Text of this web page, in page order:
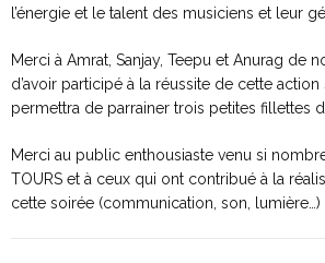
l’énergie et le talent des musiciens et leur
Merci à Amrat, Sanjay, Teepu et Anurag de
d’avoir participé à la réussite de cette
permettra de parrainer trois petites fillettes
Merci au public enthousiaste venu si
TOURS et à ceux qui ont contribué à la
cette soirée (communication, son, lumière…)